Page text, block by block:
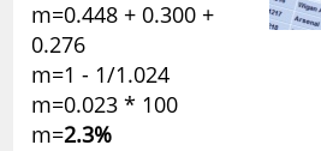
m=0.448 + 0.300 +
0.276
m=1 - 1/1.024
m=0.023 * 100
m=2.3%